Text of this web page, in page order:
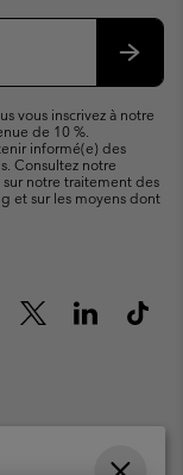
vous inscrivez à notre
de 10 %.
informé(e) des
Consultez notre
notre traitement des
et sur les moyens dont